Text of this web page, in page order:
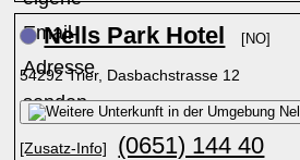
Nells Park Hotel [NO]
54292 Trier, Dasbachstrasse 12
[Zusatz-Info] (0651) 144 40